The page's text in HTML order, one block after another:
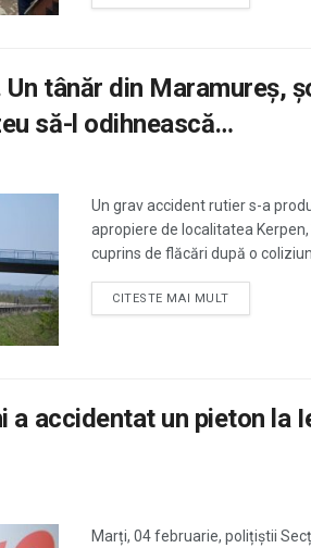
Un tânăr din Maramureș,
să-l odihnească…
Un grav accident rutier s-a
apropiere de localitatea
cuprins de flăcări după o
CITESTE MAI MULT
a accidentat un pieton la
Marți, 04 februarie, polițiștii